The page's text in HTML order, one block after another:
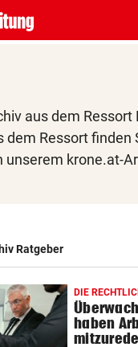
aus dem Ressort
dem Ressort finden
unserem krone.at-
Ratgeber
DIE
haben